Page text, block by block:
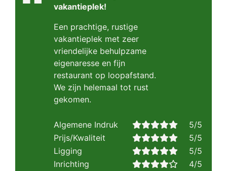
vakantieplek!
Een prachtige, rustige
vakantieplek met zeer
vriendelijke behulpzame
eigenaresse en fijn
restaurant op loopafstand.
We zijn helemaal tot rust
gekomen.
Algemene Indruk
5/5
Prijs/Kwaliteit
5/5
Ligging
5/5
Inrichting
4/5